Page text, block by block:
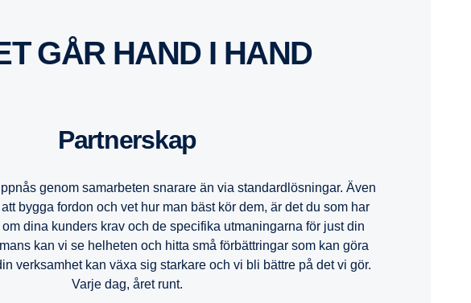
GÅR HAND I HAND
Partnerskap
genom samarbeten snarare än via standardlösningar. Även
bygga fordon och vet hur man bäst kör dem, är det du som har
dina kunders krav och de specifika utmaningarna för just din
kan vi se helheten och hitta små förbättringar som kan göra
verksamhet kan växa sig starkare och vi bli bättre på det vi gör.
Varje dag, året runt.